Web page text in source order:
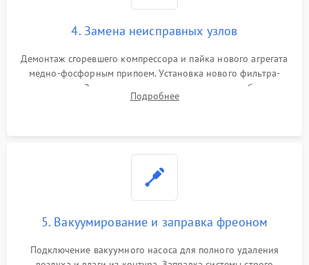
4. Замена неисправных узлов
Демонтаж сгоревшего компрессора и пайка нового агрегата
медно-фосфорным припоем. Установка нового фильтра-
осушителя. Замена изношенных вентиляторов обдува,
сломанных заслонок или поврежденных дверных петель.
Подробнее
5. Вакуумирование и заправка фреоном
Подключение вакуумного насоса для полного удаления